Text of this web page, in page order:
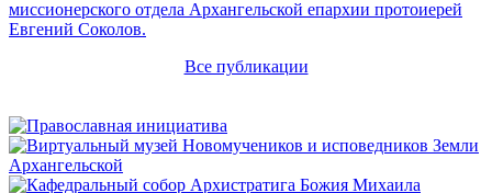
миссионерского отдела Архангельской епархии протоиерей
Евгений Соколов.
Все публикации